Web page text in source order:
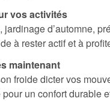
vos activités
jardinage d’automne,
à rester actif et à
maintenant
froide dicter vos
un confort durable